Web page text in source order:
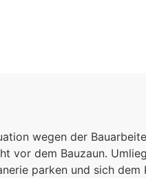
wegen der
vor dem Bauzaun.
parken und sich